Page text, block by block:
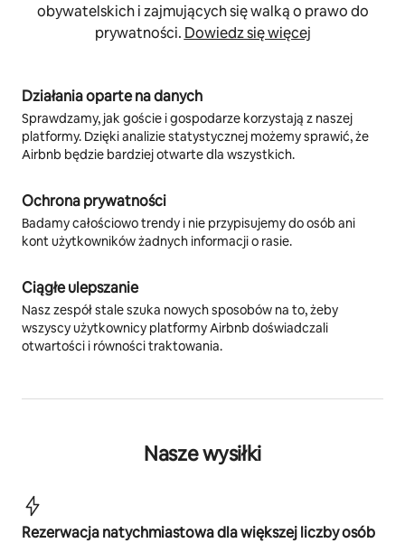
obywatelskich i zajmujących się walką o prawo do
prywatności. Dowiedz się więcej
Działania oparte na danych
Sprawdzamy, jak goście i gospodarze korzystają z naszej
platformy. Dzięki analizie statystycznej możemy sprawić, że
Airbnb będzie bardziej otwarte dla wszystkich.
Ochrona prywatności
Badamy całościowo trendy i nie przypisujemy do osób ani
kont użytkowników żadnych informacji o rasie.
Ciągłe ulepszanie
Nasz zespół stale szuka nowych sposobów na to, żeby
wszyscy użytkownicy platformy Airbnb doświadczali
otwartości i równości traktowania.
Nasze wysiłki
Rezerwacja natychmiastowa dla większej liczby osób